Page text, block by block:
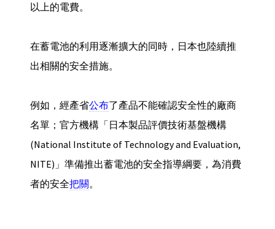
以上的電費。
在蓄電池的利用逐漸擴大的同時，日本也陸續推
出相關的安全措施。
例如，經產省公布了產品不能確認安全性的廠商
名單；官方機構「日本製品評價技術基盤機構
(National Institute of Technology and Evaluation,
NITE)」準備推出蓄電池的安全指導綱要，為消費
者的安全把關。